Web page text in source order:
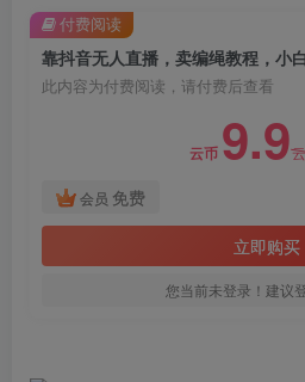
此内容为付费阅读，请付费后查看
云币 9.9
会员 免费
立即购买
您当前未登录！建议
付费阅读